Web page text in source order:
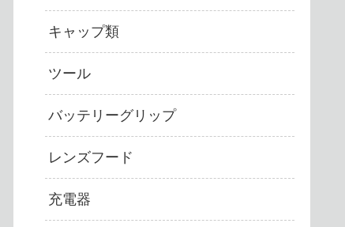
キャップ類
ツール
バッテリーグリップ
レンズフード
充電器